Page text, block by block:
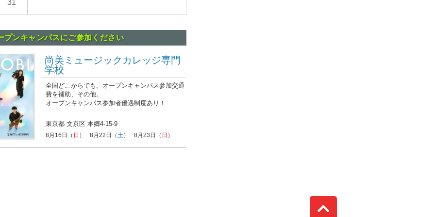
プンキャンパスにご参加ください
尚美ミュージックカレッジ専門
学校
全国どこからでも。オープンキャンパス参加交通
費を補助、その他。
オープンキャンパス参加者優遇制度あり！
東京都 文京区 本郷4-15-9
8月16日（ 日 ） 8月22日（土） 8月23日（ 日 ）